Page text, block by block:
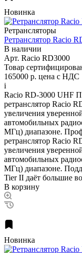
Новинка
Ретрансляторы
Ретранслятор Racio
В наличии
Арт. Racio RD3000
Товар
165000 р. цена с НДС
i
Racio RD-3000 UHF
ретранслятор Racio
увеличения
автомобильных
МГц) диапазоне.
ретранслятор Racio
увеличения
автомобильных
МГц) диапазоне.
Tier II даёт большие
В корзину
Новинка